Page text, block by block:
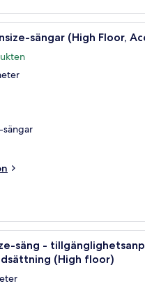
Ett
sängar (High Floor,
sängar
Ett modernt
säng -
(High floor)